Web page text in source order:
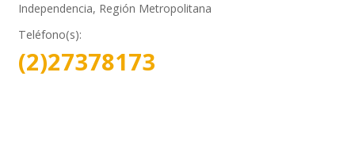
Independencia, Región Metropolitana
Teléfono(s):
(2)27378173